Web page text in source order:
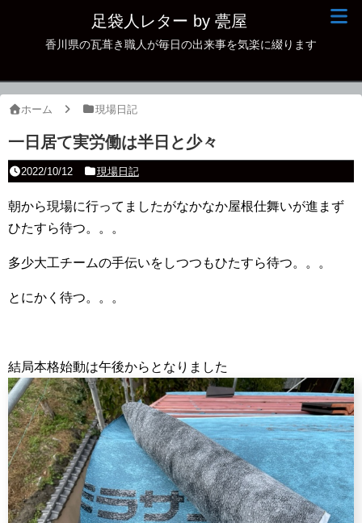
足袋人レター by 甍屋
香川県の瓦葺き職人が毎日の出来事を気楽に綴ります
ホーム 現場日記
一日居て実労働は半日と少々
2022/10/12 現場日記
朝から現場に行ってましたがなかなか屋根仕舞いが進まず
ひたすら待つ。。。
多少大工チームの手伝いをしつつもひたすら待つ。。。
とにかく待つ。。。
結局本格始動は午後からとなりました
現場日記
古瓦
本日の一品
その他